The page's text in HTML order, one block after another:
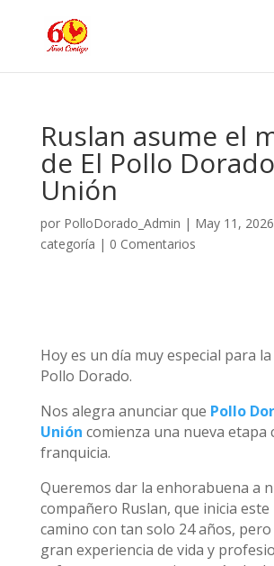
Ruslan asume el
de El Pollo
Unión
por PolloDorado_Admin | May 11, 2026
categoría | 0 Comentarios
Hoy es un día muy especial para
Pollo Dorado.
Nos alegra anunciar que Pollo
Unión comienza una nueva etapa
franquicia.
Queremos dar la enhorabuena a
compañero Ruslan, que inicia este
camino con tan solo 24 años,
gran experiencia de vida y